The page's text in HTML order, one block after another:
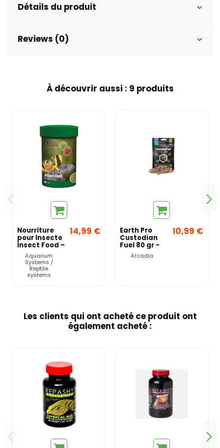
Détails du produit
Reviews (0)
À découvrir aussi : 9 produits
Nourriture
pour Insecte
Insect Food –
Reptile
Systems
Aquarium
Systems /
Reptile
systems
14,99 € Earth Pro
Custodian
Fuel 80 gr -
Arcadia
Arcadia
10,99 €
Les clients qui ont acheté ce produit ont
également acheté :